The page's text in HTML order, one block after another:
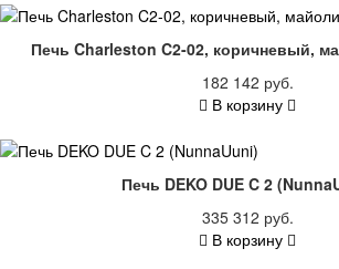
Печь Charleston C2-02, коричневый,
182 142 руб.
В корзину
Печь DEKO DUE C 2
335 312 руб.
В корзину